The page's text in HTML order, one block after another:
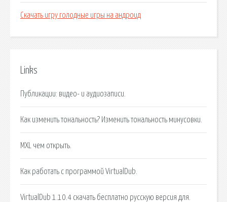
Скачать игру голодные игры на андроид
Links
Публикации: видео- и аудиозаписи.
Как изменить тональность? Изменить тональность минусовки.
MXL чем открыть.
Как работать с программой VirtualDub.
VirtualDub 1.10.4 скачать бесплатно русскую версия для.